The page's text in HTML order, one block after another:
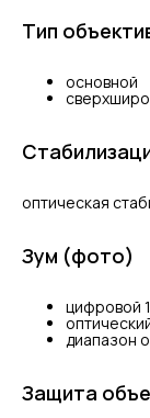
Тип
основной
оптическая
Зум (фото)
цифровой
диапазон
Защита